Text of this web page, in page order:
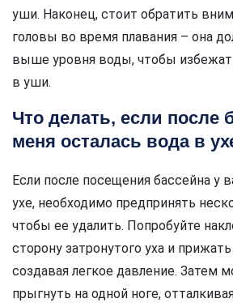
уши. Наконец, стоит обратить
головы во время плавания – она
выше уровня воды, чтобы
в уши.
Что делать, если после
меня осталась вода в
Если после посещения бассейна у
ухе, необходимо предпринять
чтобы ее удалить. Попробуйте
сторону затронутого уха и
создавая легкое давление. Затем
прыгнуть на одной ноге,